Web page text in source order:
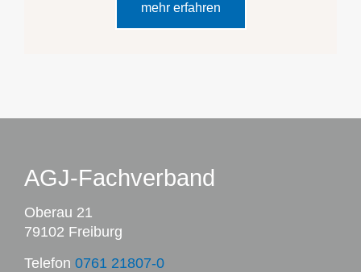
mehr erfahren
AGJ-Fachverband
Oberau 21
79102 Freiburg
Telefon 0761 21807-0